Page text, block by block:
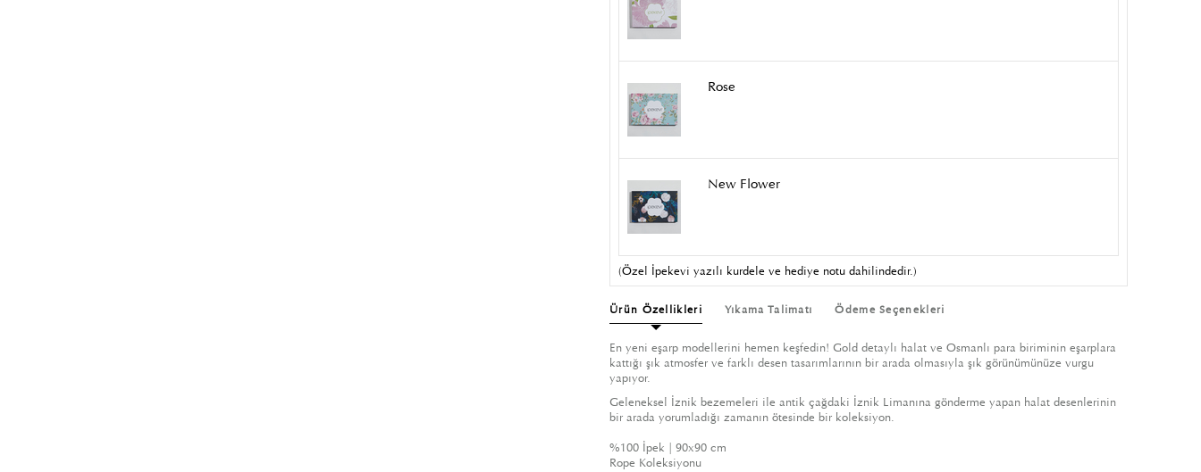
Rose
New Flower
(Özel İpekevi yazılı kurdele ve hediye notu dahilindedir.)
Ürün Özellikleri Yıkama Talimatı Ödeme Seçenekleri
En yeni eşarp modellerini hemen keşfedin! Gold detaylı halat ve Osmanlı para biriminin eşarplara
kattığı şık atmosfer ve farklı desen tasarımlarının bir arada olmasıyla şık görünümünüze vurgu
yapıyor.
Geleneksel İznik bezemeleri ile antik çağdaki İznik Limanına gönderme yapan halat desenlerinin
bir arada yorumladığı zamanın ötesinde bir koleksiyon.
%100 İpek | 90x90 cm
Rope Koleksiyonu